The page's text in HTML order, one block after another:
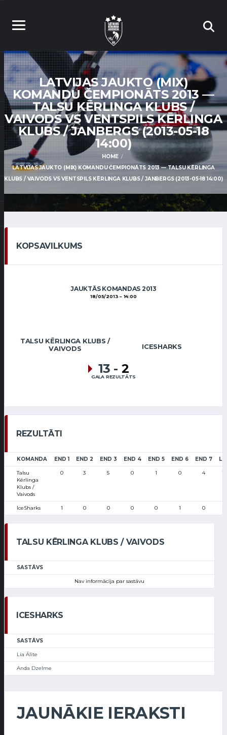
LATVIJAS JAUKTO (MIX)
KOMANDU ČEMPIONĀTS 2013 —
TALSU KĒRLINGA KLUBS /
VAIVODS VS VENTSPILS KĒRLINGA
KLUBS / JANBERGS (2013-05-18
14:00)
HOME
LATVIJAS JAUKTO (MIX) KOMANDU ČEMPIONĀTS 2013 — TALSU KĒRLINGA
KLUBS / VAIVODS VS VENTSPILS KĒRLINGA KLUBS / JANBERGS (2013-05-18 14:00)
KOPSAVILKUMS
JAUKTĀS KOMANDAS 2013
18/05/2013 14:00
TALSU KĒRLINGA KLUBS /
VAIVODS
ICESHARKS
13 - 2
GALA REZULTĀTS
REZULTĀTI
KOMANDA END 1 END 2 END 3 END 4 END 5 END 6 END 7
Talsu
Kērlinga
Klubs /
Vaivods
0 3 5 0 1 0 4
IceSharks 1 0 0 0 0 1 0
TALSU KĒRLINGA KLUBS / VAIVODS
SASTĀVS
Nav informācija par sastāvu
ICESHARKS
SASTĀVS
Lia Ālīte
Anda Dzelme
JAUNĀKIE IERAKSTI